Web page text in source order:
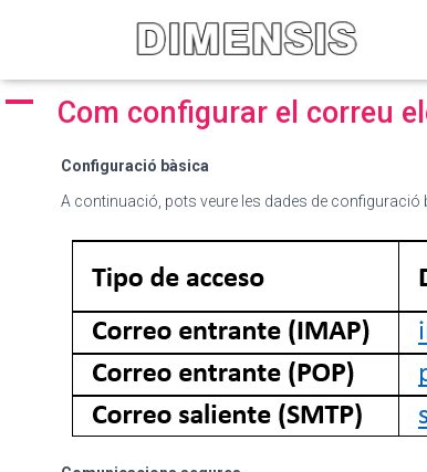
A Com configurar el correu
Configuració bàsica
A continuació, pots veure les dades de